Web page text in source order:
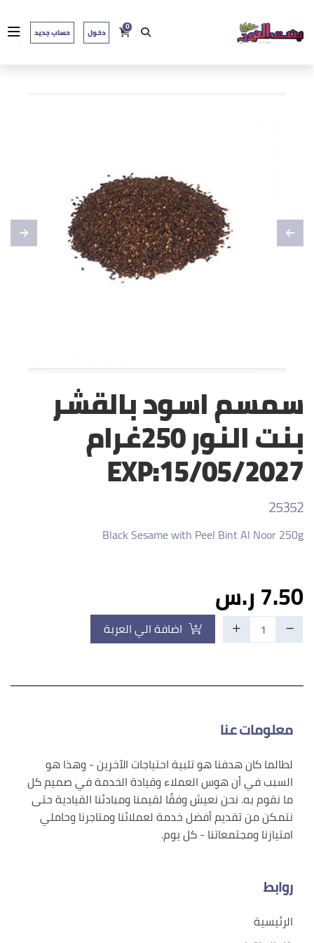
0 دخول حساب جديد
سمسم اسود بالقشر
بنت النور 250غرام
EXP:15/05/2027
25352
Black Sesame with Peel Bint Al Noor 250g
7.50 ر.س
اضافة الي العربة
معلومات عنا
لطالما كان هدفنا هو تلبية احتياجات الآخرين - وهذا هو
السبب في أن هوس العملاء وقيادة الخدمة في صميم كل
ما نقوم به. نحن نعيش وفقًا لقيمنا ومبادئنا القيادية حتى
نتمكن من تقديم أفضل خدمة لعملائنا ومتاجرنا وحاملي
امتيازنا ومجتمعاتنا - كل يوم.
روابط
الرئيسية